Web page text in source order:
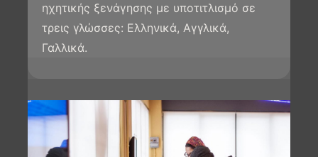
ηχητικής ξενάγησης με υποτιτλισμό σε
τρεις γλώσσες: Ελληνικά, Αγγλικά,
Γαλλικά.